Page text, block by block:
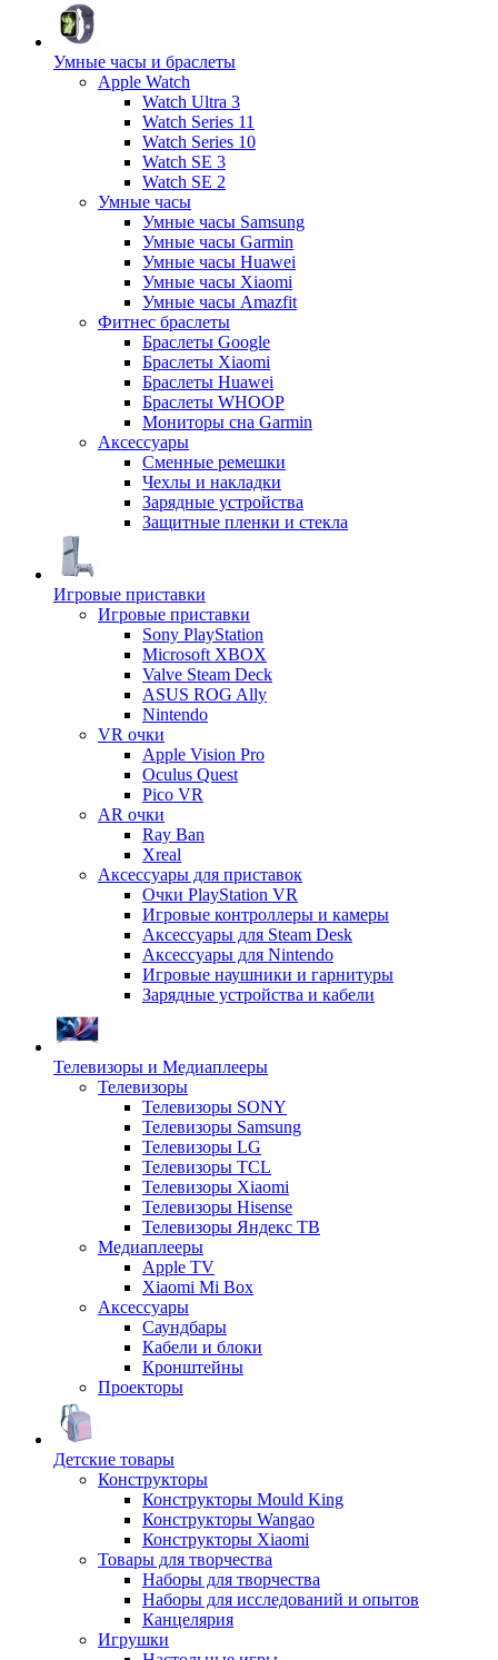
Умные часы и браслеты
Apple Watch
Watch Ultra 3
Watch Series 11
Watch Series 10
Watch SE 3
Watch SE 2
Умные часы
Умные часы Samsung
Умные часы Garmin
Умные часы Huawei
Умные часы Xiaomi
Умные часы Amazfit
Фитнес браслеты
Браслеты Google
Браслеты Xiaomi
Браслеты Huawei
Браслеты WHOOP
Мониторы сна Garmin
Аксессуары
Сменные ремешки
Чехлы и накладки
Зарядные устройства
Защитные пленки и стекла
Игровые приставки
Игровые приставки
Sony PlayStation
Microsoft XBOX
Valve Steam Deck
ASUS ROG Ally
Nintendo
VR очки
Apple Vision Pro
Oculus Quest
Pico VR
AR очки
Ray Ban
Xreal
Аксессуары для приставок
Очки PlayStation VR
Игровые контроллеры и камеры
Аксессуары для Steam Desk
Аксессуары для Nintendo
Игровые наушники и гарнитуры
Зарядные устройства и кабели
Телевизоры и Медиаплееры
Телевизоры
Телевизоры SONY
Телевизоры Samsung
Телевизоры LG
Телевизоры TCL
Телевизоры Xiaomi
Телевизоры Hisense
Телевизоры Яндекс ТВ
Медиаплееры
Apple TV
Xiaomi Mi Box
Аксессуары
Саундбары
Кабели и блоки
Кронштейны
Проекторы
Детские товары
Конструкторы
Конструкторы Mould King
Конструкторы Wangao
Конструкторы Xiaomi
Товары для творчества
Наборы для творчества
Наборы для исследований и опытов
Канцелярия
Игрушки